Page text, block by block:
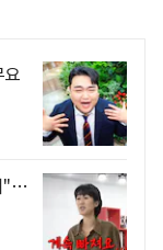
요
"…